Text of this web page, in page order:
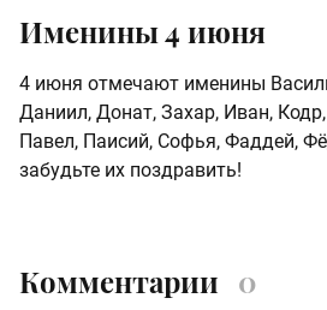
Именины 4 июня
4 июня отмечают именины
Даниил, Донат, Захар, Иван,
Павел, Паисий, Софья, Фаддей,
забудьте их поздравить!
Комментарии 0